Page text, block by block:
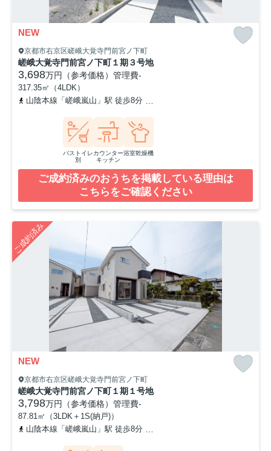
NEW
京都市右京区嵯峨大覚寺門前宮ノ下町
嵯峨大覚寺門前宮ノ下町１期３号地
3,698万円（参考価格） 管理費-
317.35㎡（4LDK）
山陰本線「嵯峨嵐山」駅 徒歩8分
バストイレ
別
カウンター
キッチン
浴室乾燥機
ご成約済みのおうちを掲載している理由は
こちらをご確認ください
ご成約済み
NEW
京都市右京区嵯峨大覚寺門前宮ノ下町
嵯峨大覚寺門前宮ノ下町１期１号地
3,798万円（参考価格） 管理費-
87.81㎡（3LDK＋1S(納戸)）
山陰本線「嵯峨嵐山」駅 徒歩8分